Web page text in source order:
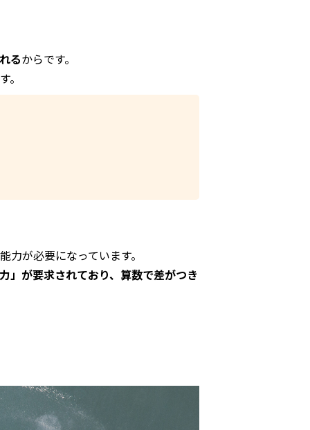
るからです。
。
力が必要になっています。
」が要求されており、算数で差がつき